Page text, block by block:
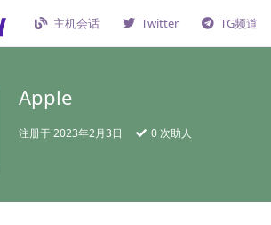
主机会话 Twitter TG频道
Apple
注册于2023年2月3日 0 次助人